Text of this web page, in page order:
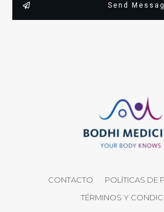
Send
CONTACTO
POLÍTICAS DE
TÉRMINOS Y